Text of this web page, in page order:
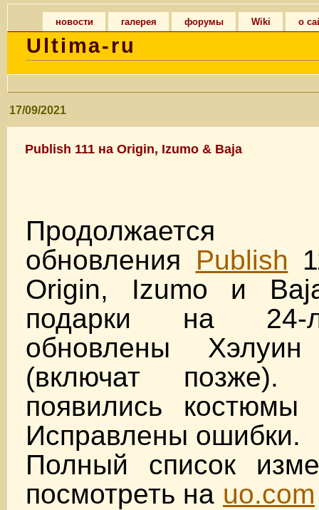
новости галерея форумы Wiki о
Ultima-ru
17/09/2021
Publish 111 на Origin, Izumo & Baja
Продолжается
обновления
Publish
Origin, Izumo и
подарки на 24-
обновлены
(включат позже).
появились
Исправлены ошибки.
Полный список
посмотреть на uo.com